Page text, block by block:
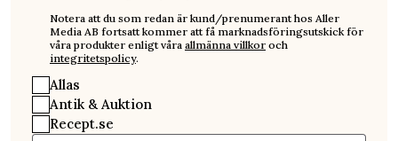
Notera att du som redan är kund/prenumerant hos Aller
Media AB fortsatt kommer att få marknadsföringsutskick för
våra produkter enligt våra allmänna villkor och
integritetspolicy.
Allas
Antik & Auktion
Recept.se